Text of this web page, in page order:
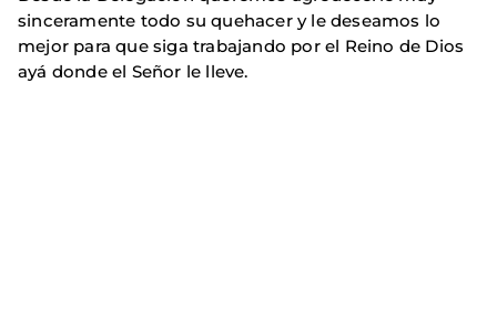
sinceramente todo su quehacer y le deseamos lo
mejor para que siga trabajando por el Reino de Dios
ayá donde el Señor le lleve.